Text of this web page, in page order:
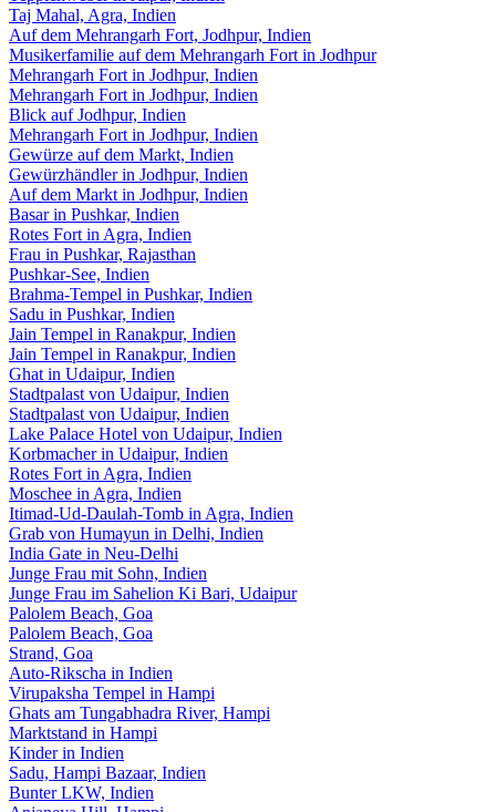
Taj Mahal, Agra, Indien
Auf dem Mehrangarh Fort, Jodhpur, Indien
Musikerfamilie auf dem Mehrangarh Fort in Jodhpur
Mehrangarh Fort in Jodhpur, Indien
Mehrangarh Fort in Jodhpur, Indien
Blick auf Jodhpur, Indien
Mehrangarh Fort in Jodhpur, Indien
Gewürze auf dem Markt, Indien
Gewürzhändler in Jodhpur, Indien
Auf dem Markt in Jodhpur, Indien
Basar in Pushkar, Indien
Rotes Fort in Agra, Indien
Frau in Pushkar, Rajasthan
Pushkar-See, Indien
Brahma-Tempel in Pushkar, Indien
Sadu in Pushkar, Indien
Jain Tempel in Ranakpur, Indien
Jain Tempel in Ranakpur, Indien
Ghat in Udaipur, Indien
Stadtpalast von Udaipur, Indien
Stadtpalast von Udaipur, Indien
Lake Palace Hotel von Udaipur, Indien
Korbmacher in Udaipur, Indien
Rotes Fort in Agra, Indien
Moschee in Agra, Indien
Itimad-Ud-Daulah-Tomb in Agra, Indien
Grab von Humayun in Delhi, Indien
India Gate in Neu-Delhi
Junge Frau mit Sohn, Indien
Junge Frau im Sahelion Ki Bari, Udaipur
Palolem Beach, Goa
Palolem Beach, Goa
Strand, Goa
Auto-Rikscha in Indien
Virupaksha Tempel in Hampi
Ghats am Tungabhadra River, Hampi
Marktstand in Hampi
Kinder in Indien
Sadu, Hampi Bazaar, Indien
Bunter LKW, Indien